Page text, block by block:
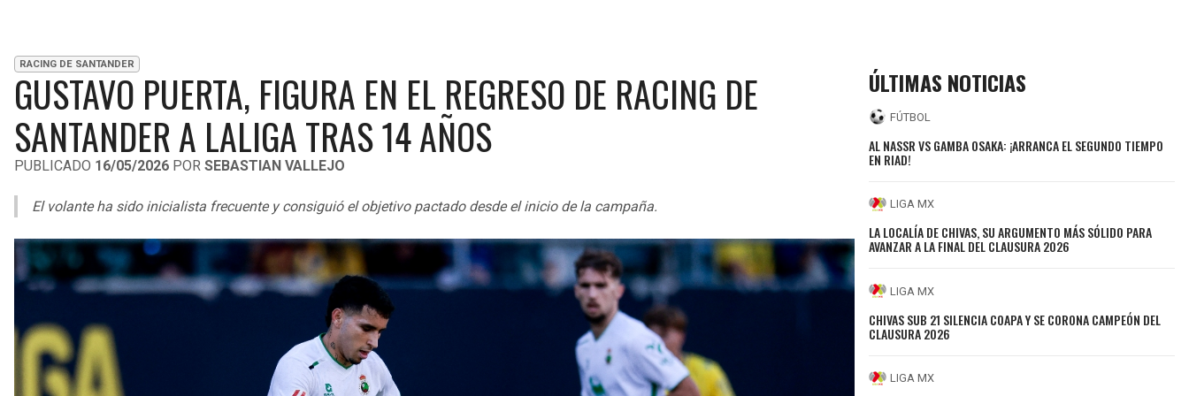
RACING DE SANTANDER
GUSTAVO PUERTA, FIGURA EN EL REGRESO DE RACING DE
SANTANDER A LALIGA TRAS 14 AÑOS
PUBLICADO 16/05/2026 POR SEBASTIAN VALLEJO
El volante ha sido inicialista frecuente y consiguió el objetivo pactado desde el inicio de la campaña.
ÚLTIMAS NOTICIAS
FÚTBOL
AL NASSR VS GAMBA OSAKA: ¡ARRANCA EL SEGUNDO TIEMPO
EN RIAD!
LIGA MX
LA LOCALÍA DE CHIVAS, SU ARGUMENTO MÁS SÓLIDO PARA
AVANZAR A LA FINAL DEL CLAUSURA 2026
LIGA MX
CHIVAS SUB 21 SILENCIA COAPA Y SE CORONA CAMPEÓN DEL
CLAUSURA 2026
LIGA MX